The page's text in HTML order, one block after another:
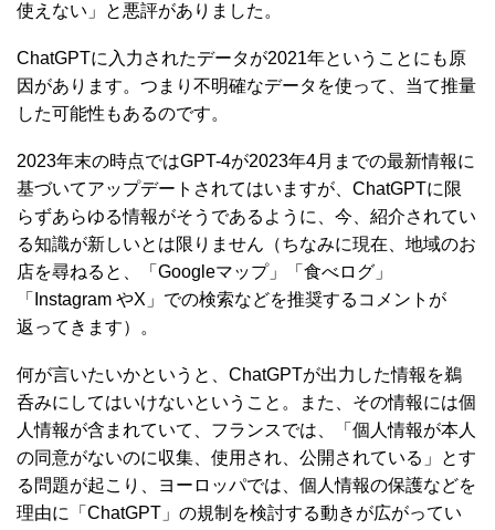
使えない」と悪評がありました。
ChatGPTに入力されたデータが2021年ということにも原
因があります。つまり不明確なデータを使って、当て推量
した可能性もあるのです。
2023年末の時点ではGPT-4が2023年4月までの最新情報に
基づいてアップデートされてはいますが、ChatGPTに限
らずあらゆる情報がそうであるように、今、紹介されてい
る知識が新しいとは限りません（ちなみに現在、地域のお
店を尋ねると、「Googleマップ」「食べログ」
「Instagram やX」での検索などを推奨するコメントが
返ってきます）。
何が言いたいかというと、ChatGPTが出力した情報を鵜
呑みにしてはいけないということ。また、その情報には個
人情報が含まれていて、フランスでは、「個人情報が本人
の同意がないのに収集、使用され、公開されている」とす
る問題が起こり、ヨーロッパでは、個人情報の保護などを
理由に「ChatGPT」の規制を検討する動きが広がってい